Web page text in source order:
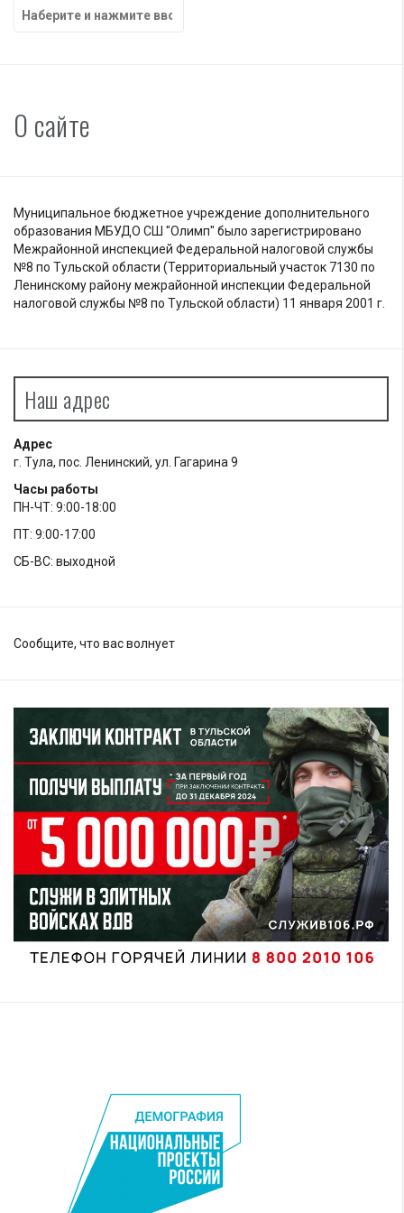
Найти:
О сайте
Муниципальное бюджетное учреждение дополнительного
образования МБУДО СШ "Олимп" было зарегистрировано
Межрайонной инспекцией Федеральной налоговой службы
№8 по Тульской области (Территориальный участок 7130 по
Ленинскому району межрайонной инспекции Федеральной
налоговой службы №8 по Тульской области) 11 января 2001 г.
Наш адрес
Адрес
г. Тула, пос. Ленинский, ул. Гагарина 9
Часы работы
ПН-ЧТ: 9:00-18:00
ПТ: 9:00-17:00
СБ-ВС: выходной
Сообщите, что вас волнует